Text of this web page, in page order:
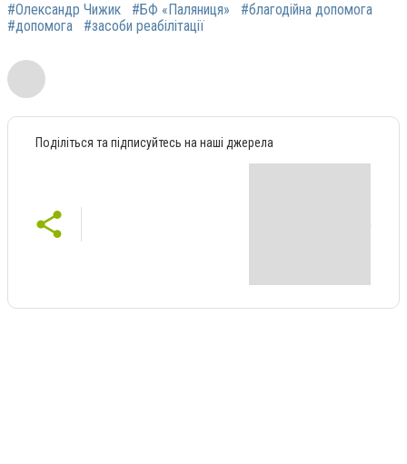
#Олександр Чижик #БФ «Паляниця»
#благодійна допомога
#допомога
#засоби реабілітації
Поділіться та підписуйтесь на наші джерела